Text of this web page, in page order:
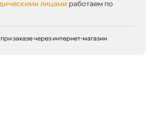
лицами работаем по
при заказе через интернет-магазин